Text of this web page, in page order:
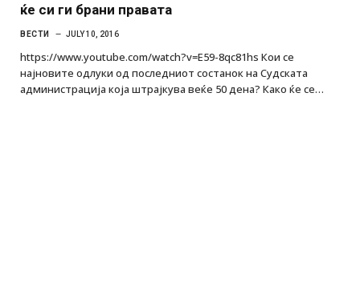
ќе си ги брани правата
ВЕСТИ JULY 10, 2016
https://www.youtube.com/watch?v=E59-8qc81hs Кои се
најновите одлуки од последниот состанок на Судската
администрација која штрајкува веќе 50 дена? Како ќе се…